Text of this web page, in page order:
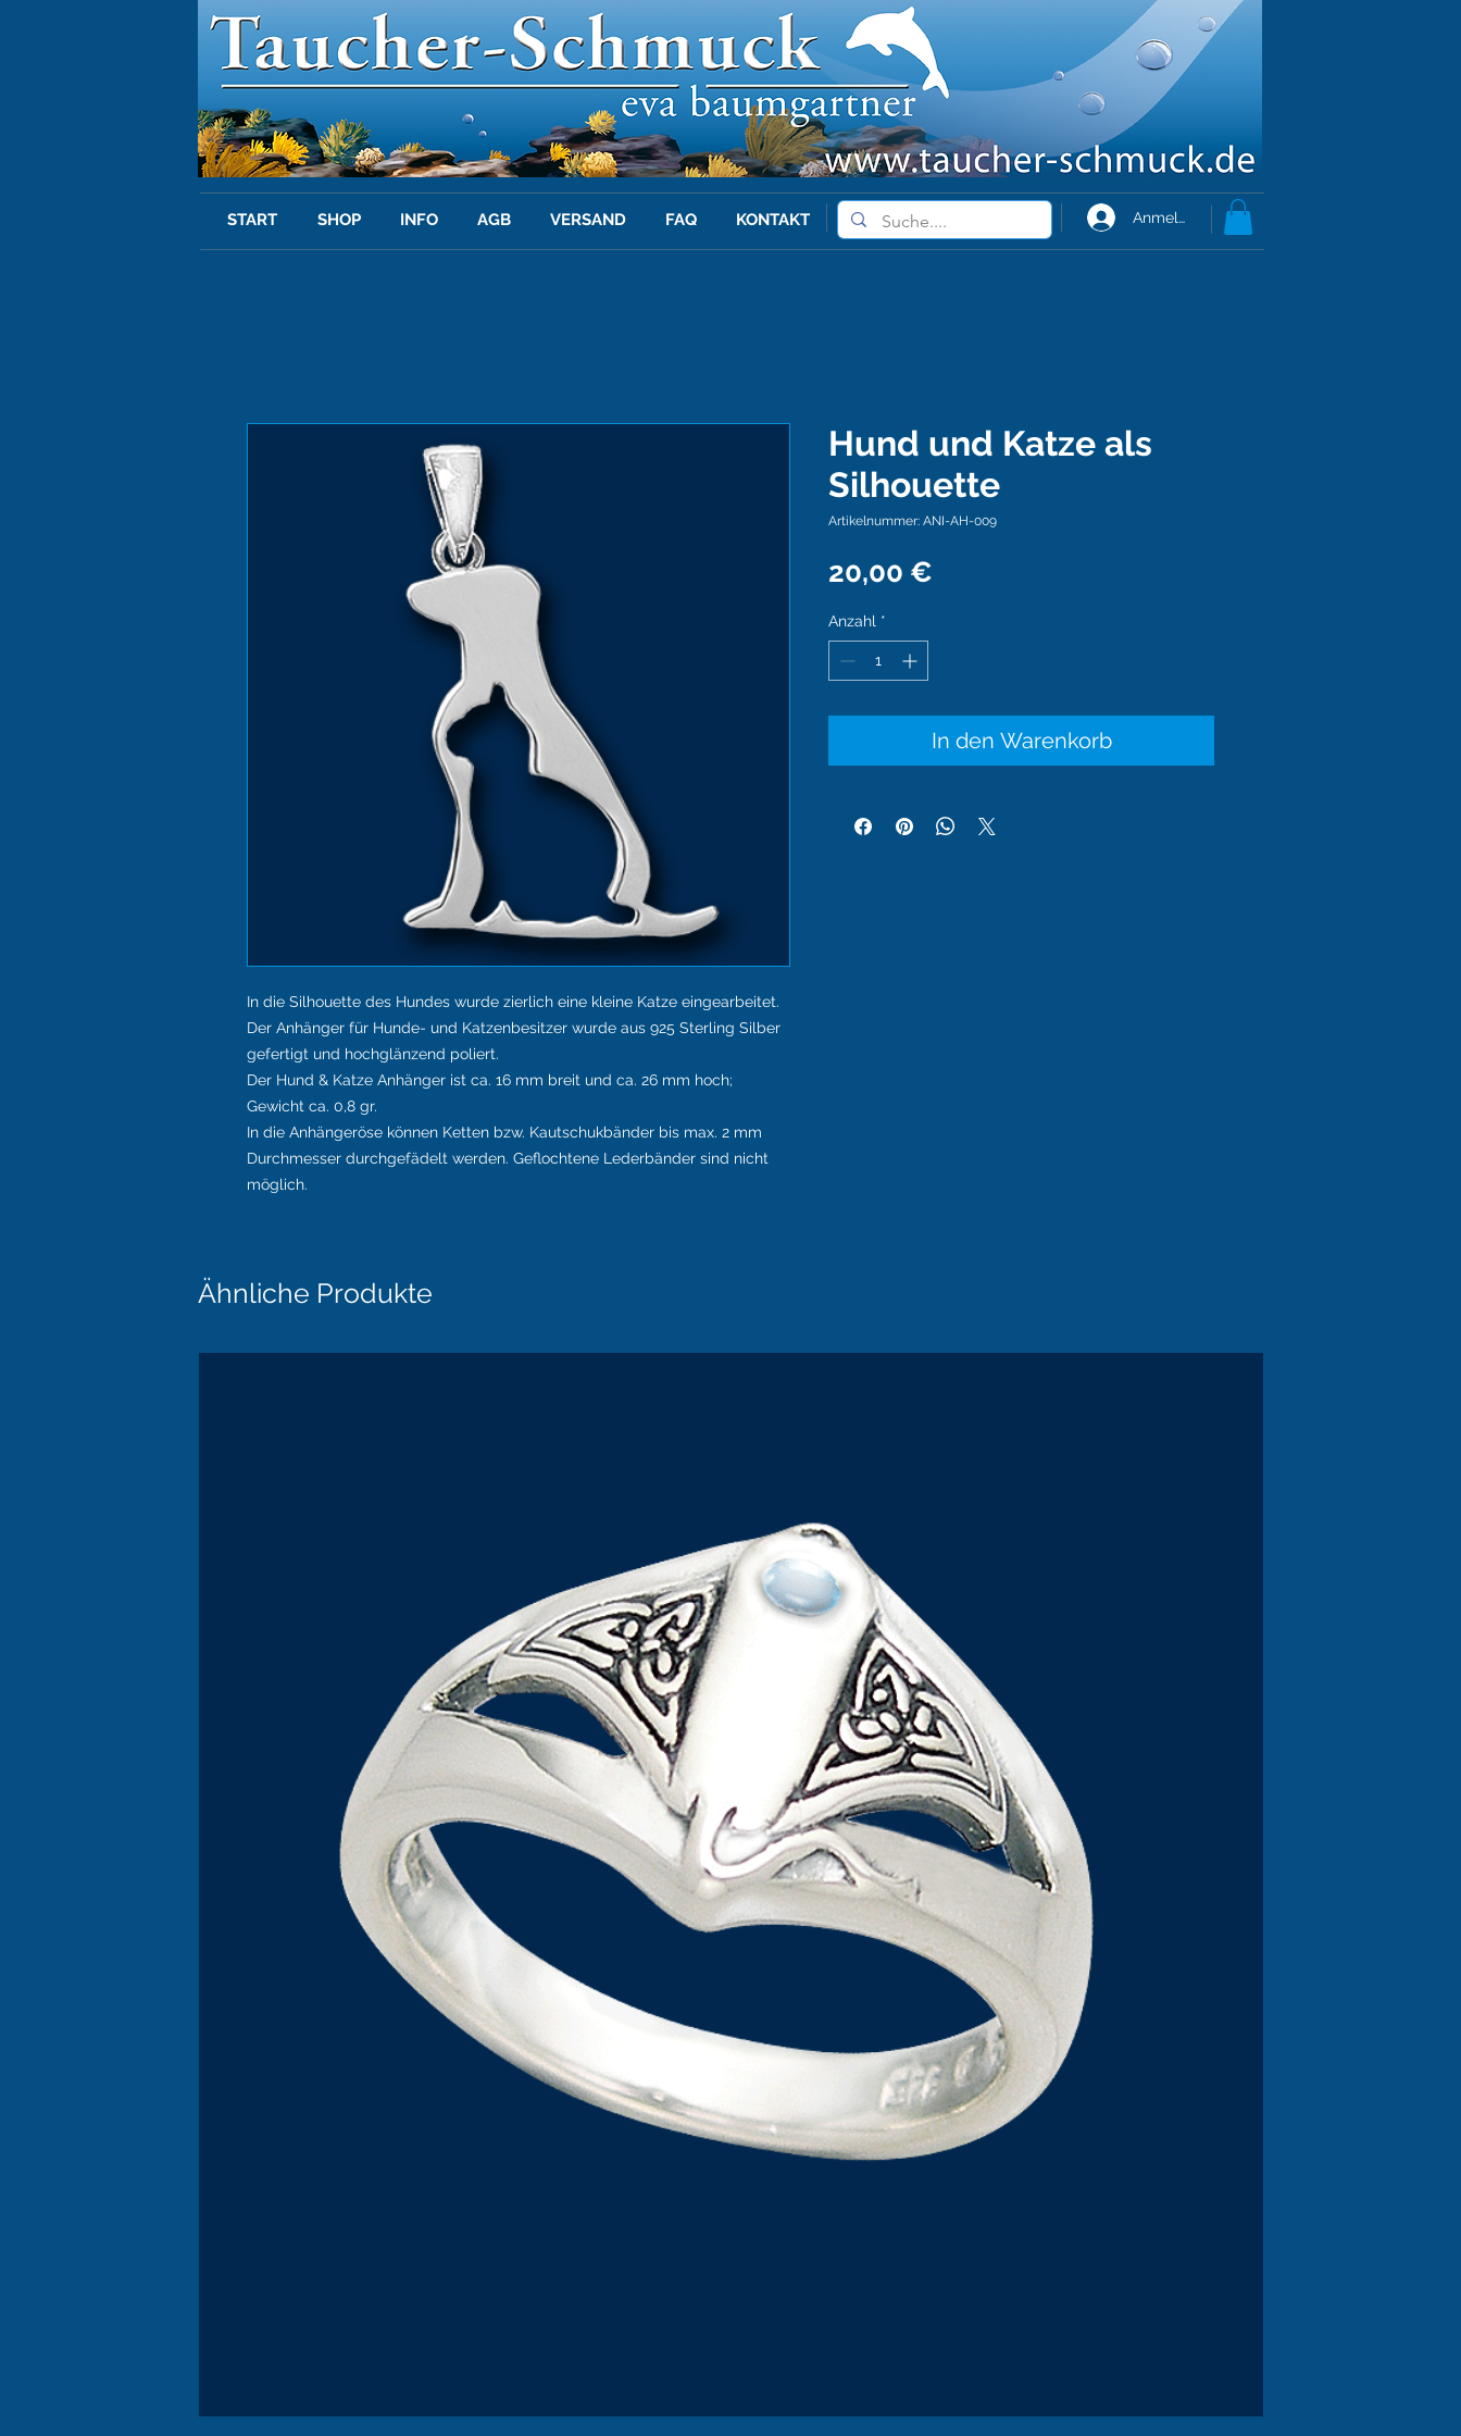
START SHOP INFO AGB VERSAND FAQ KONTAKT Anmelden
In die Silhouette des Hundes wurde zierlich eine kleine Katze eingearbeitet.
Der Anhänger für Hunde- und Katzenbesitzer wurde aus 925 Sterling Silber
gefertigt und hochglänzend poliert.
Der Hund & Katze Anhänger ist ca. 16 mm breit und ca. 26 mm hoch;
Gewicht ca. 0,8 gr.
In die Anhängeröse können Ketten bzw. Kautschukbänder bis max. 2 mm
Durchmesser durchgefädelt werden. Geflochtene Lederbänder sind nicht
möglich.
Hund und Katze als
Silhouette
Artikelnummer: ANI-AH-009
20,00 €
Anzahl *
In den Warenkorb
Ähnliche Produkte